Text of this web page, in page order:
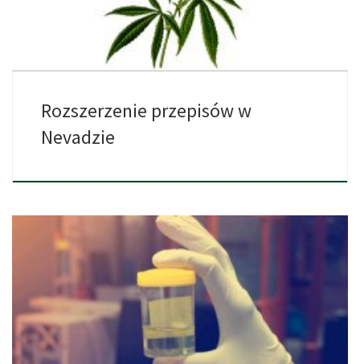
Rozszerzenie przepisów w
Nevadzie
Fairbanks, Alaska – Trzej prawodawcy z Alaski połączyli siły, aby
[…]